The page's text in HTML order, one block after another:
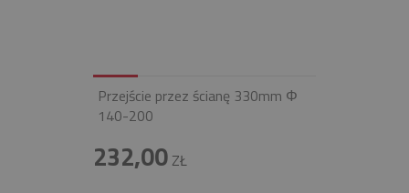
Przejście przez ścianę 330mm Φ
140-200
232,00ZŁ